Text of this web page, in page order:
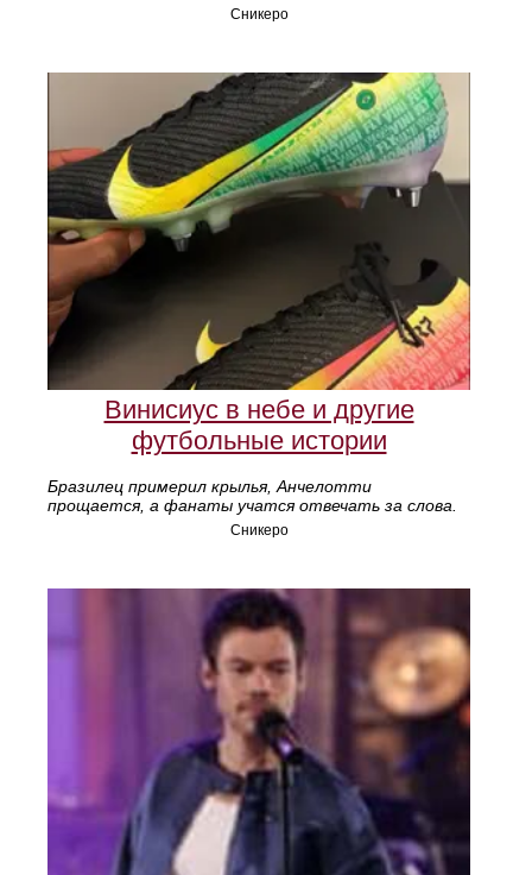
Сникеро
Винисиус в небе и другие
футбольные истории
Бразилец примерил крылья, Анчелотти
прощается, а фанаты учатся отвечать за слова.
Сникеро